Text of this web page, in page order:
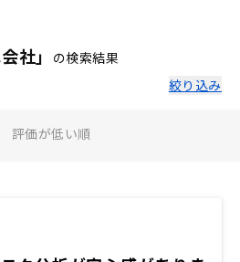
社」
の検索結果
絞り込み
評価が低い順